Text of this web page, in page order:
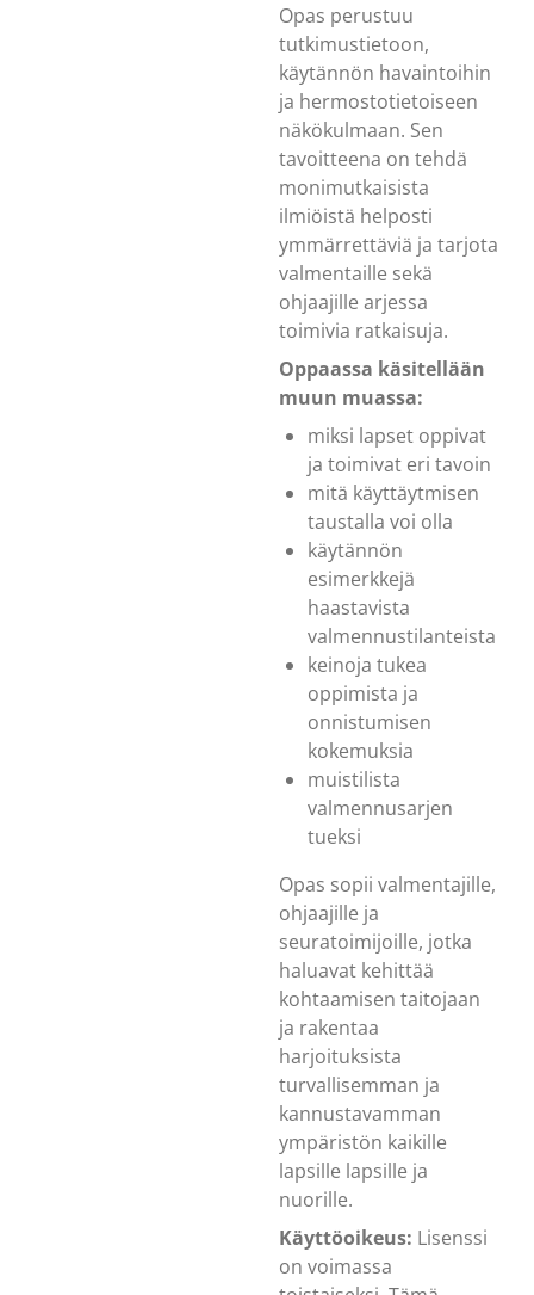
Opas perustuu
tutkimustietoon,
käytännön havaintoihin
ja hermostotietoiseen
näkökulmaan. Sen
tavoitteena on tehdä
monimutkaisista
ilmiöistä helposti
ymmärrettäviä ja tarjota
valmentaille sekä
ohjaajille arjessa
toimivia ratkaisuja.
Oppaassa käsitellään
muun muassa:
miksi lapset oppivat
ja toimivat eri tavoin
mitä käyttäytmisen
taustalla voi olla
käytännön
esimerkkejä
haastavista
valmennustilanteista
keinoja tukea
oppimista ja
onnistumisen
kokemuksia
muistilista
valmennusarjen
tueksi
Opas sopii valmentajille,
ohjaajille ja
seuratoimijoille, jotka
haluavat kehittää
kohtaamisen taitojaan
ja rakentaa
harjoituksista
turvallisemman ja
kannustavamman
ympäristön kaikille
lapsille lapsille ja
nuorille.
Käyttöoikeus: Lisenssi
on voimassa